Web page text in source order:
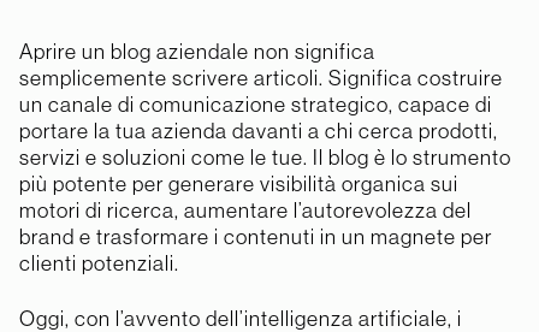
Aprire un blog aziendale non significa
semplicemente scrivere articoli. Significa costruire
un canale di comunicazione strategico, capace di
portare la tua azienda davanti a chi cerca prodotti,
servizi e soluzioni come le tue. Il blog è lo strumento
più potente per generare visibilità organica sui
motori di ricerca, aumentare l’autorevolezza del
brand e trasformare i contenuti in un magnete per
clienti potenziali.
Oggi, con l’avvento dell’intelligenza artificiale, i